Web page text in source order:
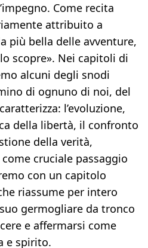
Come recita
attribuito a
più bella delle avventure,
scopre». Nei capitoli di
alcuni degli snodi
di ognuno di noi, del
l’evoluzione,
della libertà, il confronto
della verità,
cruciale passaggio
con un capitolo
riassume per intero
germogliare da tronco
e affermarsi come
e spirito.